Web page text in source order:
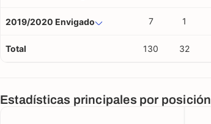
2019/2020 Envigado 7 1
Total 130 32
Estadísticas principales por posición